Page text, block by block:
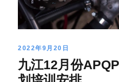
2022年9月20日
九江12月份